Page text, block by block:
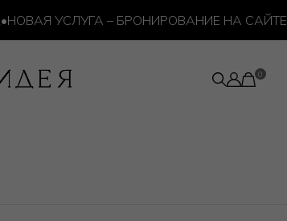
УСЛУГА – БРОНИРОВАНИЕ НА САЙТЕ •